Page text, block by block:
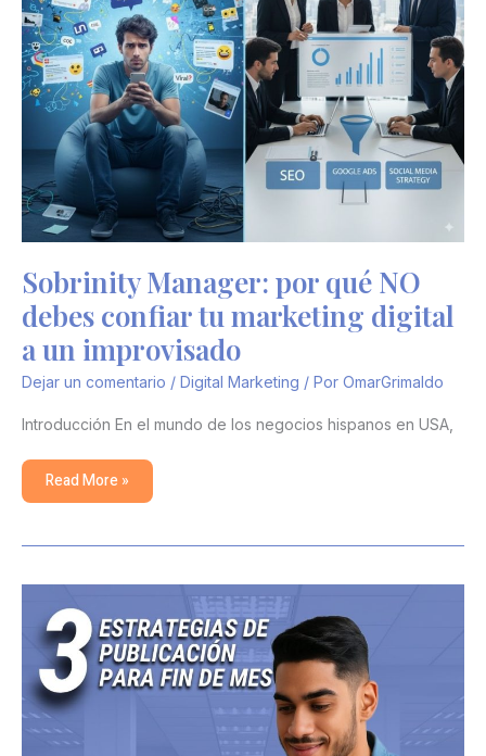
Sobrinity Manager: por qué NO
debes confiar tu marketing digital
a un improvisado
Dejar un comentario / Digital Marketing / Por OmarGrimaldo
Introducción En el mundo de los negocios hispanos en USA,
Read More »
📌
Cómo
Crear
Publicaciones
que
Convierten:
3
Estrategias
para
la
Última